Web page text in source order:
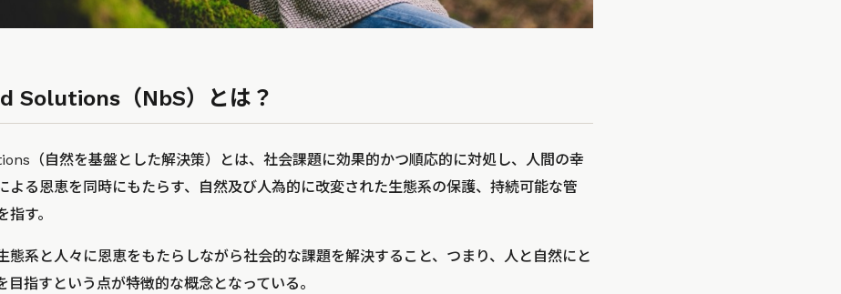
Solutions（NbS）とは？
（自然を基盤とした解決策）とは、社会課題に効果的かつ順応的に対処し、人間の幸
よる恩恵を同時にもたらす、自然及び人為的に改変された生態系の保護、持続可能な管
す。
態系と人々に恩恵をもたらしながら社会的な課題を解決すること、つまり、人と自然にと
指すという点が特徴的な概念となっている。